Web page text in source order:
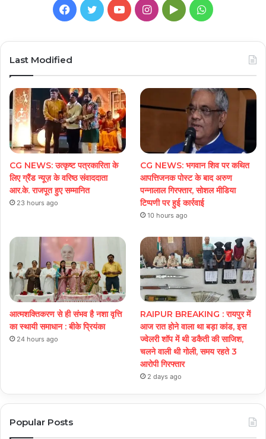
Facebook
TwitterYouTubeInstagram
GoogleWhatsApp
Last Modified
CG NEWS: उत्कृष्ट पत्रकारिता के
लिए ग्रैंड न्यूज़ के वरिष्ठ संवाददाता
आर.के. राजपूत हुए सम्मानित
23 hours ago
CG NEWS: भगवान शिव पर कथित
आपत्तिजनक पोस्ट के बाद अरुण
पन्नालाल गिरफ्तार, सोशल मीडिया
टिप्पणी पर हुई कार्रवाई
10 hours ago
आत्मशक्तिकरण से ही संभव है नशा वृत्ति
का स्थायी समाधान : बीके प्रियंका
24 hours ago
RAIPUR BREAKING : रायपुर में
आज रात होने वाला था बड़ा कांड, इस
ज्वेलरी शॉप में थी डकैती की साजिश,
चलने वाली थी गोली, समय रहते 3
आरोपी गिरफ्तार
2 days ago
Popular Posts